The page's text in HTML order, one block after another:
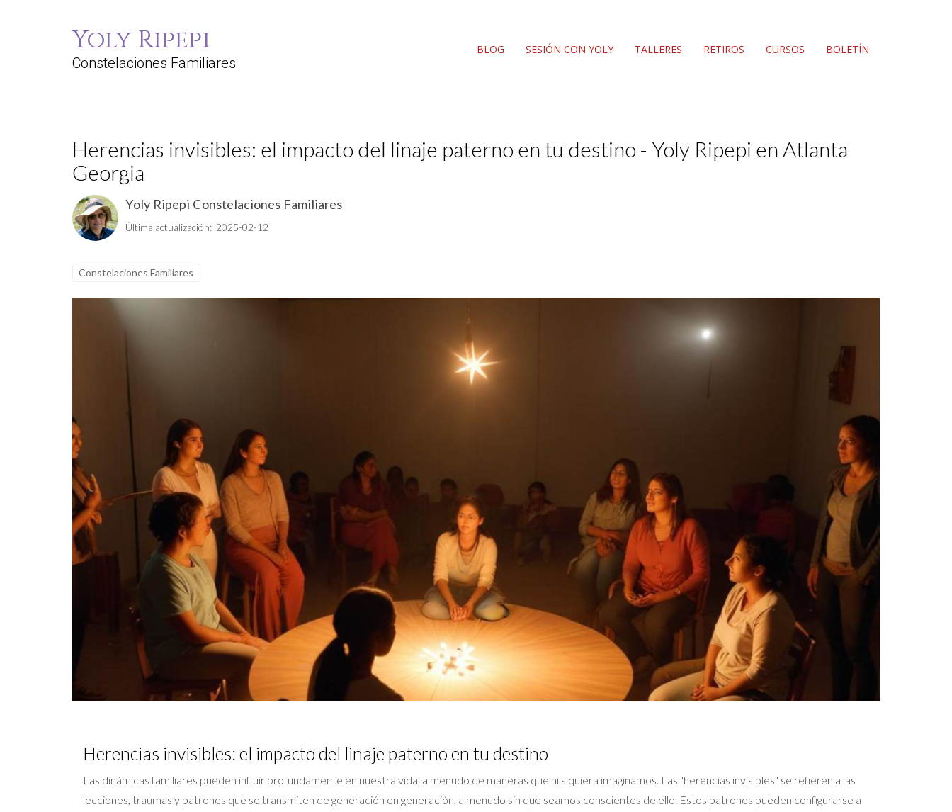
Yoly Ripepi
Constelaciones Familiares
BLOG SESIÓN CON YOLY TALLERES RETIROS CURSOS BOLETÍN
Herencias invisibles: el impacto del linaje paterno en tu destino - Yoly Ripepi en Atlanta
Georgia
Yoly Ripepi Constelaciones Familiares
Última actualización: 2025-02-12
Constelaciones Familiares
Herencias invisibles: el impacto del linaje paterno en tu destino
Las dinámicas familiares pueden influir profundamente en nuestra vida, a menudo de maneras que ni siquiera imaginamos. Las "herencias invisibles" se refieren a las
lecciones, traumas y patrones que se transmiten de generación en generación, a menudo sin que seamos conscientes de ello. Estos patrones pueden configurarse a